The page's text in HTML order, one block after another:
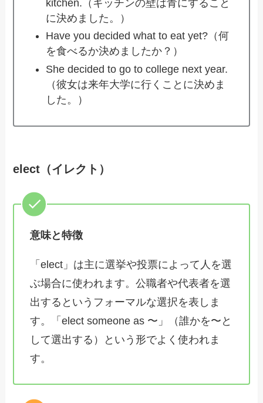
kitchen.（キッチンの壁は青にすること
に決めました。）
Have you decided what to eat yet?（何
を食べるか決めましたか？）
She decided to go to college next year.
（彼女は来年大学に行くことに決めま
した。）
elect（イレクト）
意味と特徴
「elect」は主に選挙や投票によって人を選
ぶ場合に使われます。公職者や代表者を選
出するというフォーマルな選択を表しま
す。「elect someone as 〜」（誰かを〜と
して選出する）という形でよく使われま
す。